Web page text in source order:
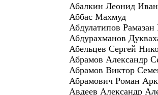
Абалкин Леонид
Аббас Махмуд
Абдулатипов
Абдурахманов
Абельцев Сергей
Абрамов Александр
Абрамов Виктор
Абрамович Роман
Авдеев Александр